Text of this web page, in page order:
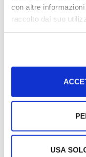
con altre
raccolto dal suo
USA
Podría
Corredores
estudiantes
Abre artículo
Corredores